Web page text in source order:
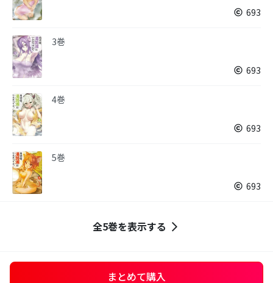
693
3巻
693
4巻
693
5巻
693
全5巻を表示する
まとめて購入